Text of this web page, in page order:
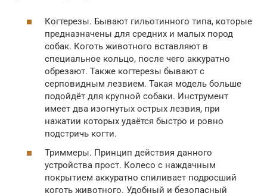
Когтерезы. Бывают гильотинного типа, которые
предназначены для средних и малых пород
собак. Коготь животного вставляют в
специальное кольцо, после чего аккуратно
обрезают. Также когтерезы бывают с
серповидным лезвием. Такая модель больше
подойдёт для крупной собаки. Инструмент
имеет два изогнутых острых лезвия, при
нажатии которых удаётся быстро и ровно
подстричь когти.
Триммеры. Принцип действия данного
устройства прост. Колесо с наждачным
покрытием аккуратно спиливает подросший
коготь животного. Удобный и безопасный